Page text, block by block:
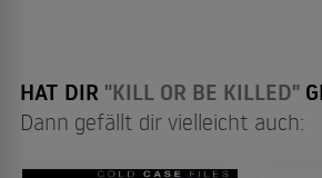
HAT DIR "KILL OR BE KILLED"
Dann gefällt dir vielleicht auch: